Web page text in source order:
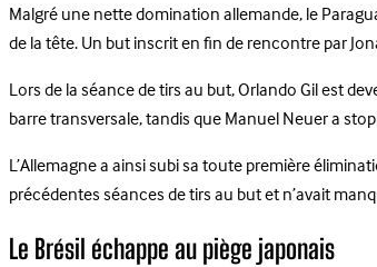
Malgré une nette domination allemande, le
de la tête. Un but inscrit en fin de rencontre par
Lors de la séance de tirs au but, Orlando Gil est
barre transversale, tandis que Manuel Neuer a
L’Allemagne a ainsi subi sa toute première
précédentes séances de tirs au but et n’avait
Le Brésil échappe au piège japonais